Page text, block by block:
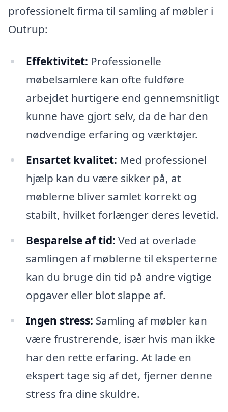
professionelt firma til samling af møbler i
Outrup:
Effektivitet: Professionelle
møbelsamlere kan ofte fuldføre
arbejdet hurtigere end gennemsnitligt
kunne have gjort selv, da de har den
nødvendige erfaring og værktøjer.
Ensartet kvalitet: Med professionel
hjælp kan du være sikker på, at
møblerne bliver samlet korrekt og
stabilt, hvilket forlænger deres levetid.
Besparelse af tid: Ved at overlade
samlingen af møblerne til eksperterne
kan du bruge din tid på andre vigtige
opgaver eller blot slappe af.
Ingen stress: Samling af møbler kan
være frustrerende, især hvis man ikke
har den rette erfaring. At lade en
ekspert tage sig af det, fjerner denne
stress fra dine skuldre.